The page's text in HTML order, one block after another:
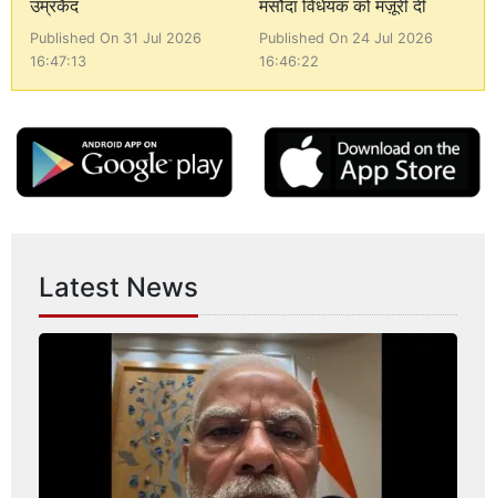
उम्रकैद
Published On 31 Jul 2026
16:47:13
मसौदा विधेयक को मंज़ूरी दी
Published On 24 Jul 2026
16:46:22
Latest News